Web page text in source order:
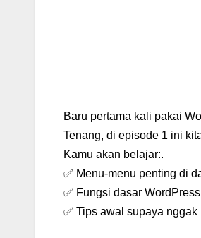
Baru pertama kali pakai
Tenang, di episode 1 ini
Kamu akan belajar:.
✅ Menu-menu penting di
✅ Fungsi dasar
✅ Tips awal supaya nggak